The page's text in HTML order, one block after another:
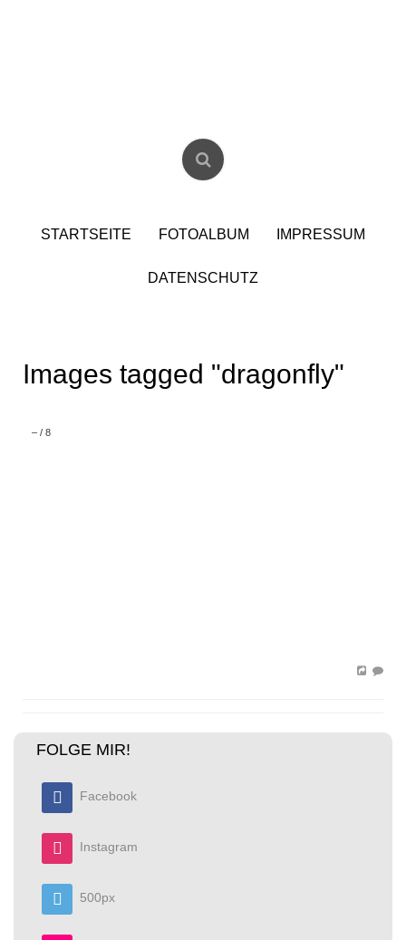
STARTSEITE FOTOALBUM IMPRESSUM
DATENSCHUTZ
Images tagged "dragonfly"
– / 8
FOLGE MIR!
Facebook
Instagram
500px